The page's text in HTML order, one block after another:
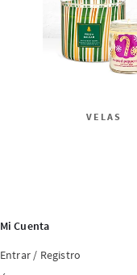
VELAS
Mi Cuenta
Entrar / Registro